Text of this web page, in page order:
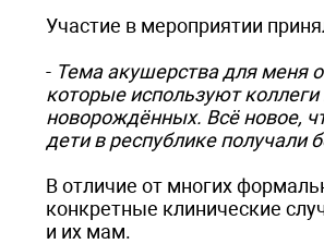
Участие в мероприятии
- Тема акушерства для меня
которые используют
новорождённых. Всё новое,
дети в республике
В отличие от многих
конкретные клинические
и их мам.